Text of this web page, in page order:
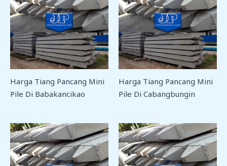
Harga Tiang Pancang Mini
Pile Di Babakancikao
Harga Tiang Pancang Mini
Pile Di Cabangbungin